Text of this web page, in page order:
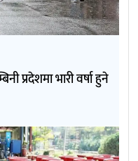
प्रदेशमा भारी वर्षा हुने